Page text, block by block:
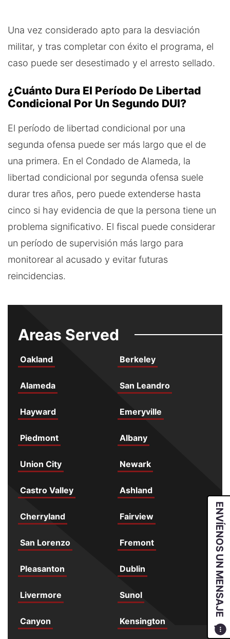
ENVÍENOS UN MENSAJE
Una vez considerado apto para la desviación
militar, y tras completar con éxito el programa, el
caso puede ser desestimado y el arresto sellado.
¿Cuánto Dura El Período De Libertad
Condicional Por Un Segundo DUI?
El período de libertad condicional por una
segunda ofensa puede ser más largo que el de
una primera. En el Condado de Alameda, la
libertad condicional por segunda ofensa suele
durar tres años, pero puede extenderse hasta
cinco si hay evidencia de que la persona tiene un
problema significativo. El fiscal puede considerar
un período de supervisión más largo para
monitorear al acusado y evitar futuras
reincidencias.
Areas Served
Oakland Berkeley
Alameda San Leandro
Hayward Emeryville
Piedmont Albany
Union City Newark
Castro Valley Ashland
Cherryland Fairview
San Lorenzo Fremont
Pleasanton Dublin
Livermore Sunol
Canyon Kensington